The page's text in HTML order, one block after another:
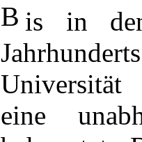
B is in
eine